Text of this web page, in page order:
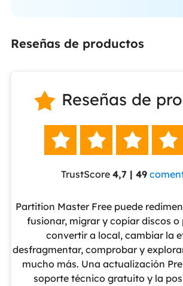
Reseñas de productos
 Reseñas de
   
TrustScore 4,7 | 49
Partition Master Free puede
fusionar, migrar y copiar discos o
convertir a local, cambiar la
desfragmentar, comprobar y
mucho más. Una actualización
soporte técnico gratuito y la